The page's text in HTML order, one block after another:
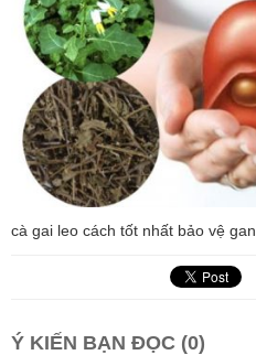
cà gai leo cách tốt nhất bảo vệ gan
Ý KIẾN BẠN ĐỌC (0)